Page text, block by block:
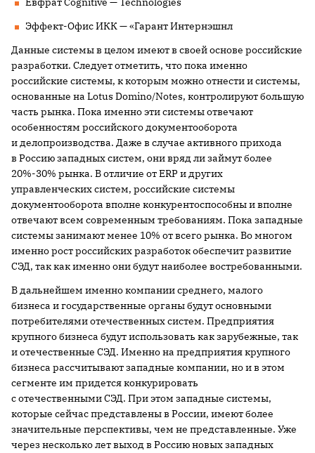
Эффект-Офис ИКК — «Гарант Интернэшнл
Данные системы в целом имеют в своей основе российские
разработки. Следует отметить, что пока именно
российские системы, к которым можно отнести и системы,
основанные на Lotus Domino/Notes, контролируют большую
часть рынка. Пока именно эти системы отвечают
особенностям российского документооборота
и делопроизводства. Даже в случае активного прихода
в Россию западных систем, они вряд ли займут более
20%-30% рынка. В отличие от ERP и других
управленческих систем, российские системы
документооборота вполне конкурентоспособны и вполне
отвечают всем современным требованиям. Пока западные
системы занимают менее 10% от всего рынка. Во многом
именно рост российских разработок обеспечит развитие
СЭД, так как именно они будут наиболее востребованными.
В дальнейшем именно компании среднего, малого
бизнеса и государственные органы будут основными
потребителями отечественных систем. Предприятия
крупного бизнеса будут использовать как зарубежные, так
и отечественные СЭД. Именно на предприятия крупного
бизнеса рассчитывают западные компании, но и в этом
сегменте им придется конкурировать
с отечественными СЭД. При этом западные системы,
которые сейчас представлены в России, имеют более
значительные перспективы, чем не представленные. Уже
через несколько лет выход в Россию новых западных